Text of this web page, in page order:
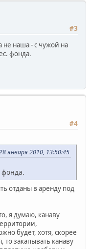
#3
не наша - с чужой на
фонда.
#4
января 2010, 13:50:45
фонда.
отданы в аренду под
я думаю, канаву
будет, хотя, скорее
то закапывать канаву